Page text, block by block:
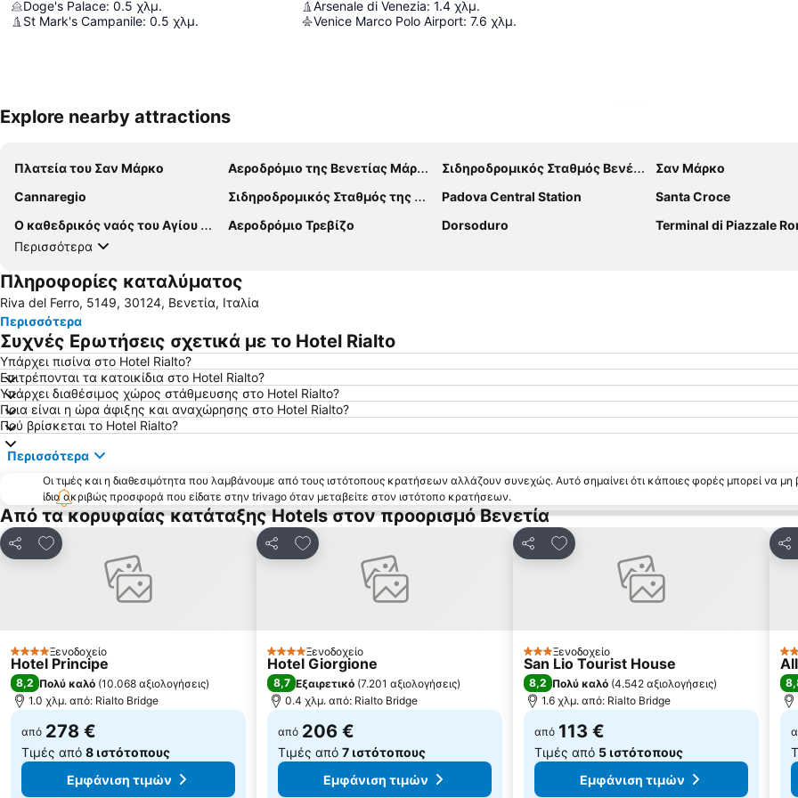
Doge's Palace: 0.5 χλμ.
St Mark's Campanile: 0.5 χλμ.
Arsenale di Venezia: 1.4 χλμ.
Venice Marco Polo Airport: 7.6 χλμ.
Explore nearby attractions
Πλατεία του Σαν Μάρκο Αεροδρόμιο της Βενετίας Μάρκο Πόλο Σιδηροδρομικός Σταθμός Βενέτσια Μέστρε
Σαν Μάρκο
Cannaregio
Σιδηροδρομικός Σταθμός της Βενετίας Σάντα Λουτσία Padova Central Station
Santa Croce
Ο καθεδρικός ναός του Αγίου Μάρκου
Αεροδρόμιο Τρεβίζο Dorsoduro
Terminal di Piazzale
Περισσότερα
Πληροφορίες καταλύματος
Riva del Ferro, 5149, 30124, Βενετία, Ιταλία
Περισσότερα
Συχνές Ερωτήσεις σχετικά με το Hotel Rialto
Υπάρχει πισίνα στο Hotel Rialto?
Επιτρέπονται τα κατοικίδια στο Hotel Rialto?
Υπάρχει διαθέσιμος χώρος στάθμευσης στο Hotel Rialto?
Ποια είναι η ώρα άφιξης και αναχώρησης στο Hotel Rialto?
Πού βρίσκεται το Hotel Rialto?
Περισσότερα
Οι τιμές και η διαθεσιμότητα που λαμβάνουμε από τους ιστότοπους κρατήσεων αλλάζουν συνεχώς. Αυτό σημαίνει ότι κάποιες φορές μπορεί να μη
ίδια ακριβώς προσφορά που είδατε στην trivago όταν μεταβείτε στον ιστότοπο κρατήσεων.
Από τα κορυφαίας κατάταξης Hotels στον προορισμό Βενετία
Κοινοποίηση
Προσθήκη στα αγαπημένα
4 ΑστέριαΞενοδοχείο
Hotel Principe
8,2 Πολύ καλό (10.068 αξιολογήσεις)
1.0 χλμ. από: Rialto Bridge
από 278 €
Τιμές από 8 ιστότοπους
Εμφάνιση τιμών
Κοινοποίηση
Προσθήκη στα αγαπημένα
4 ΑστέριαΞενοδοχείο
Hotel Giorgione
8,7 Εξαιρετικό (7.201 αξιολογήσεις)
0.4 χλμ. από: Rialto Bridge
από 206 €
Τιμές από 7 ιστότοπους
Εμφάνιση τιμών
Κοινοποίηση
Προσθήκη στα αγαπημένα
3 ΑστέριαΞενοδοχείο
San Lio Tourist House
8,2 Πολύ καλό (4.542 αξιολογήσεις)
1.6 χλμ. από: Rialto Bridge
από 113 €
Τιμές από 5 ιστότοπους
Εμφάνιση τιμών
3